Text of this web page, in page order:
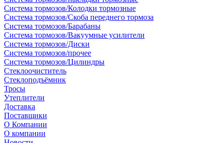
Система тормозов/Колодки тормозные
Система тормозов/Скоба переднего тормоза
Система тормозов/Барабаны
Система тормозов/Вакуумные усилители
Система тормозов/Диски
Система тормозов/прочее
Система тормозов/Цилиндры
Стеклоочиститель
Стеклоподъёмник
Тросы
Утеплители
Доставка
Поставщики
О Компании
О компании